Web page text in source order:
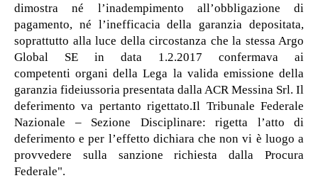
dimostra né l’inadempimento all’obbligazione di
pagamento, né l’inefficacia della garanzia depositata,
soprattutto alla luce della circostanza che la stessa Argo
Global SE in data 1.2.2017 confermava ai
competenti organi della Lega la valida emissione della
garanzia fideiussoria presentata dalla ACR Messina Srl. Il
deferimento va pertanto rigettato.Il Tribunale Federale
Nazionale – Sezione Disciplinare: rigetta l’atto di
deferimento e per l’effetto dichiara che non vi è luogo a
provvedere sulla sanzione richiesta dalla Procura
Federale".